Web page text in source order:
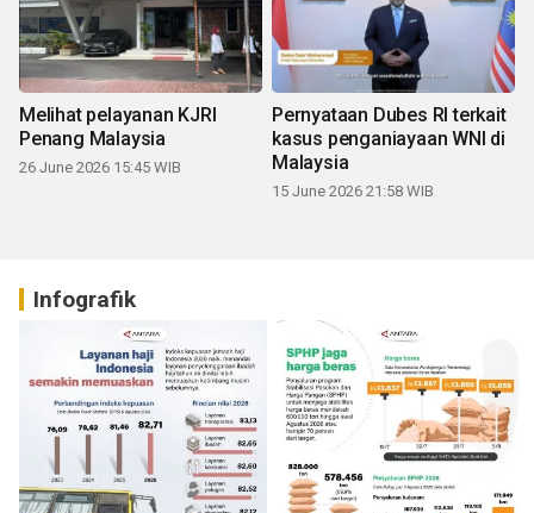
Melihat pelayanan KJRI
Penang Malaysia
26 June 2026 15:45 WIB
Pernyataan Dubes RI terkait
kasus penganiayaan WNI di
Malaysia
15 June 2026 21:58 WIB
Infografik